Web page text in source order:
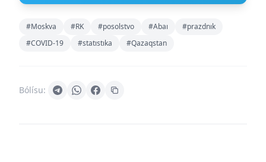
#Moskva #RK #posolstvo #Abaı
#prazdnık
#COVID-19
#statıstıka #Qazaqstan
Bólísu: